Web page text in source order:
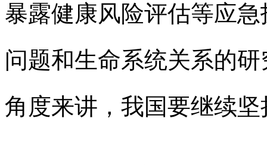
暴露健康风险评估等应
问题和生命系统关系的
角度来讲，我国要继续